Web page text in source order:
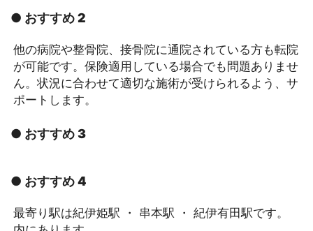
● おすすめ 2
他の病院や整骨院、接骨院に通院されている方も転院
が可能です。保険適用している場合でも問題ありませ
ん。状況に合わせて適切な施術が受けられるよう、サ
ポートします。
● おすすめ 3
● おすすめ 4
最寄り駅は紀伊姫駅 ・ 串本駅 ・ 紀伊有田駅です。